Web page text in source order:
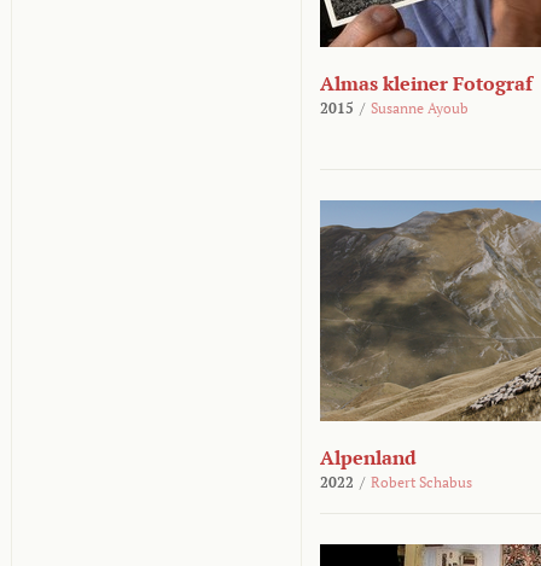
Almas kleiner Fotograf
2015 / Susanne Ayoub
Alpenland
2022 / Robert Schabus